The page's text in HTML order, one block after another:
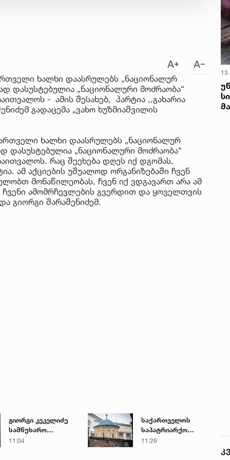
ხალხი დაასრულებს „ნაციონალურ
დასუსტებულია „ნაციონალური მოძრაობა“
- ამის შესახებ, პარტია ,,გახარია
გადაცემა „ვახო ხუზმიაშვილის
ხალხი დაასრულებს „ნაციონალურ
დასუსტებულია „ნაციონალური მოძრაობა“
რაც შეეხება დღეს იქ დგომას,
ამ აქციების უშუალოდ ორგანიზებაში ჩვენ
მონაწილეობას, ჩვენ იქ ვდგავართ არა ამ
ამომრჩევლების გვერდით და ყოველთვის
გიორგი შარაშენიძემ.
გიორგი კეკელიძე
სამწუხარო
ინფორმაციას
11:04
საქართველოს
საპატრიარქო
განცხადებას
11:29
13